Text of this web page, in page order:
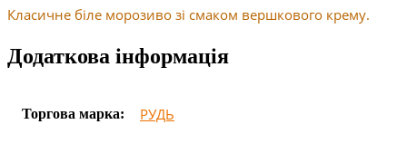
Класичне біле морозиво зі смаком вершкового крему.
Додаткова інформація
Торгова марка: РУДЬ